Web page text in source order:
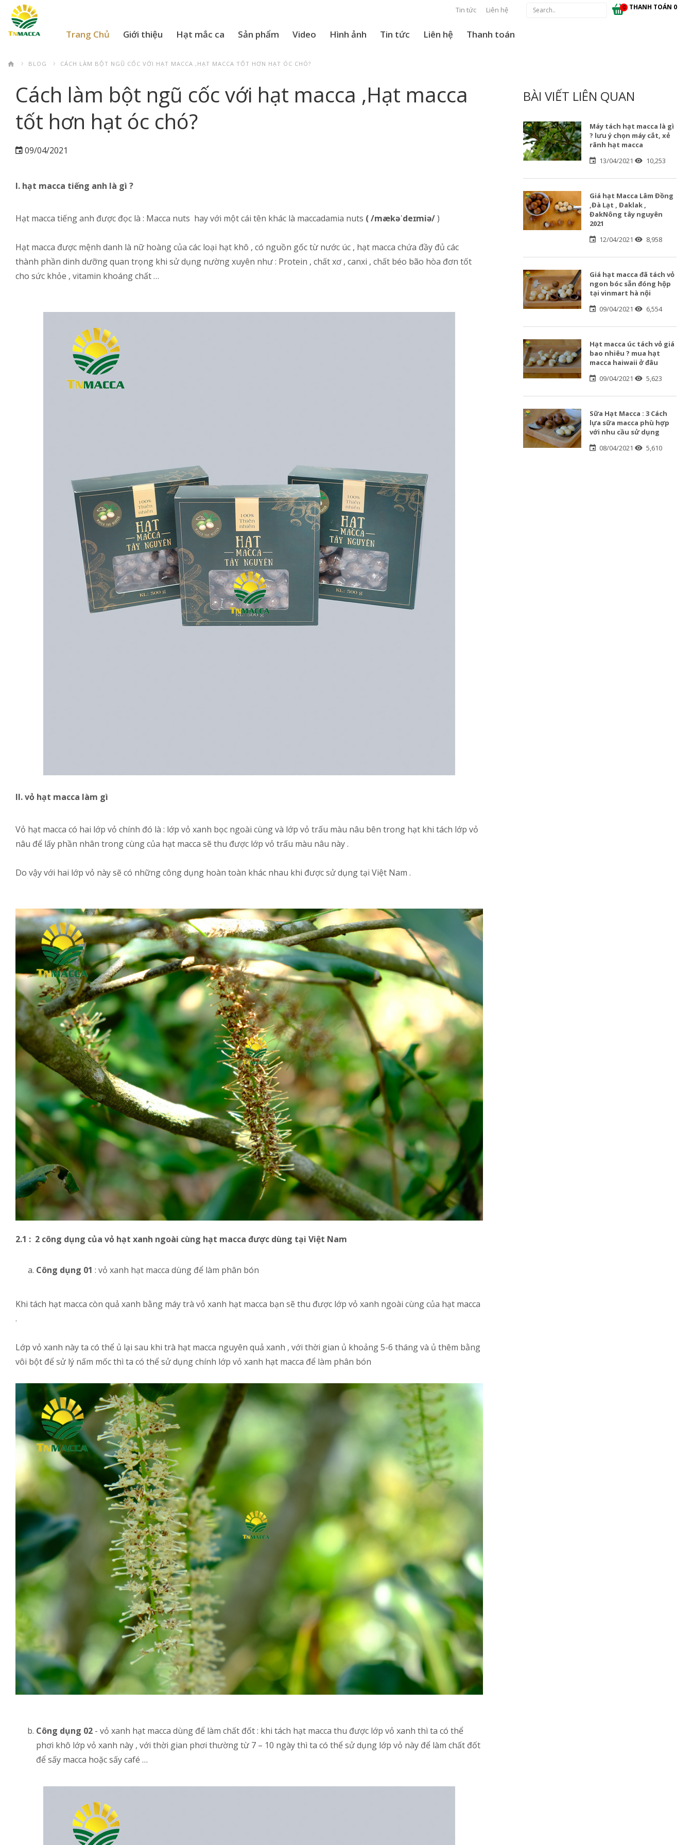
Tin tức Liên hệ 0 THANH TOÁN 0
Trang Chủ Giới thiệu Hạt mắc ca Sản phẩm Video Hình ảnh Tin tức Liên hệ Thanh toán
BLOG CÁCH LÀM BỘT NGŨ CỐC VỚI HẠT MACCA ,HẠT MACCA TỐT HƠN HẠT ÓC CHÓ?
Cách làm bột ngũ cốc với hạt macca ,Hạt macca
tốt hơn hạt óc chó?
09/04/2021
I. hạt macca tiếng anh là gì ?
Hạt macca tiếng anh được đọc là : Macca nuts hay với một cái tên khác là maccadamia nuts (/mækəˈdeɪmiə/)
Hạt macca được mệnh danh là nữ hoàng của các loại hạt khô , có nguồn gốc từ nước úc , hạt macca chứa đầy đủ các
thành phần dinh dưỡng quan trọng khi sử dụng nường xuyên như : Protein , chất xơ , canxi , chất béo bão hòa đơn tốt
cho sức khỏe , vitamin khoáng chất …
II. vỏ hạt macca làm gì
Vỏ hạt macca có hai lớp vỏ chính đó là : lớp vỏ xanh bọc ngoài cùng và lớp vỏ trấu màu nâu bên trong hạt khi tách lớp vỏ
nâu để lấy phần nhân trong cùng của hạt macca sẽ thu được lớp vỏ trấu màu nâu này .
Do vậy với hai lớp vỏ này sẽ có những công dụng hoàn toàn khác nhau khi được sử dụng tại Việt Nam .
2.1 : 2 công dụng của vỏ hạt xanh ngoài cùng hạt macca được dùng tại Việt Nam
Công dụng 01 : vỏ xanh hạt macca dùng để làm phân bón
Khi tách hạt macca còn quả xanh bằng máy trà vỏ xanh hạt macca bạn sẽ thu được lớp vỏ xanh ngoài cùng của hạt macca
.
Lớp vỏ xanh này ta có thể ủ lại sau khi trà hạt macca nguyên quả xanh , với thời gian ủ khoảng 5-6 tháng và ủ thêm bằng
vôi bột để sử lý nấm mốc thì ta có thể sử dụng chính lớp vỏ xanh hạt macca để làm phân bón
Công dụng 02 - vỏ xanh hạt macca dùng để làm chất đốt : khi tách hạt macca thu được lớp vỏ xanh thì ta có thể
phơi khô lớp vỏ xanh này , với thời gian phơi thường từ 7 – 10 ngày thì ta có thể sử dụng lớp vỏ này để làm chất đốt
để sấy macca hoặc sấy café …
BÀI VIẾT LIÊN QUAN
Máy tách hạt macca là gì
? lưu ý chọn máy cắt, xẻ
rãnh hạt macca
13/04/2021
10,253
Giá hạt Macca Lâm Đồng
,Đà Lạt , Đaklak ,
ĐakNông tây nguyên
2021
12/04/2021
8,958
Giá hạt macca đã tách vỏ
ngon bóc sẵn đóng hộp
tại vinmart hà nội
09/04/2021
6,554
Hạt macca úc tách vỏ giá
bao nhiêu ? mua hạt
macca haiwaii ở đâu
09/04/2021
5,623
Sữa Hạt Macca : 3 Cách
lựa sữa macca phù hợp
với nhu cầu sử dụng
08/04/2021
5,610